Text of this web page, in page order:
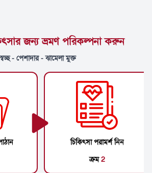
জন্য ভ্রমণ পরিকল্পনা করুন
স্বচ্ছ - পেশাদার - ঝামেলা মুক্ত
চিকিৎসা পরামর্শ নিন
ক্রম2